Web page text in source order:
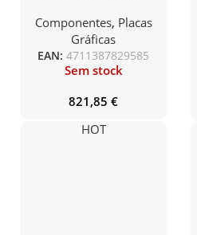
Componentes, Placas
Gráficas
EAN: 4711387829585
Sem stock
821,85 €
HOT